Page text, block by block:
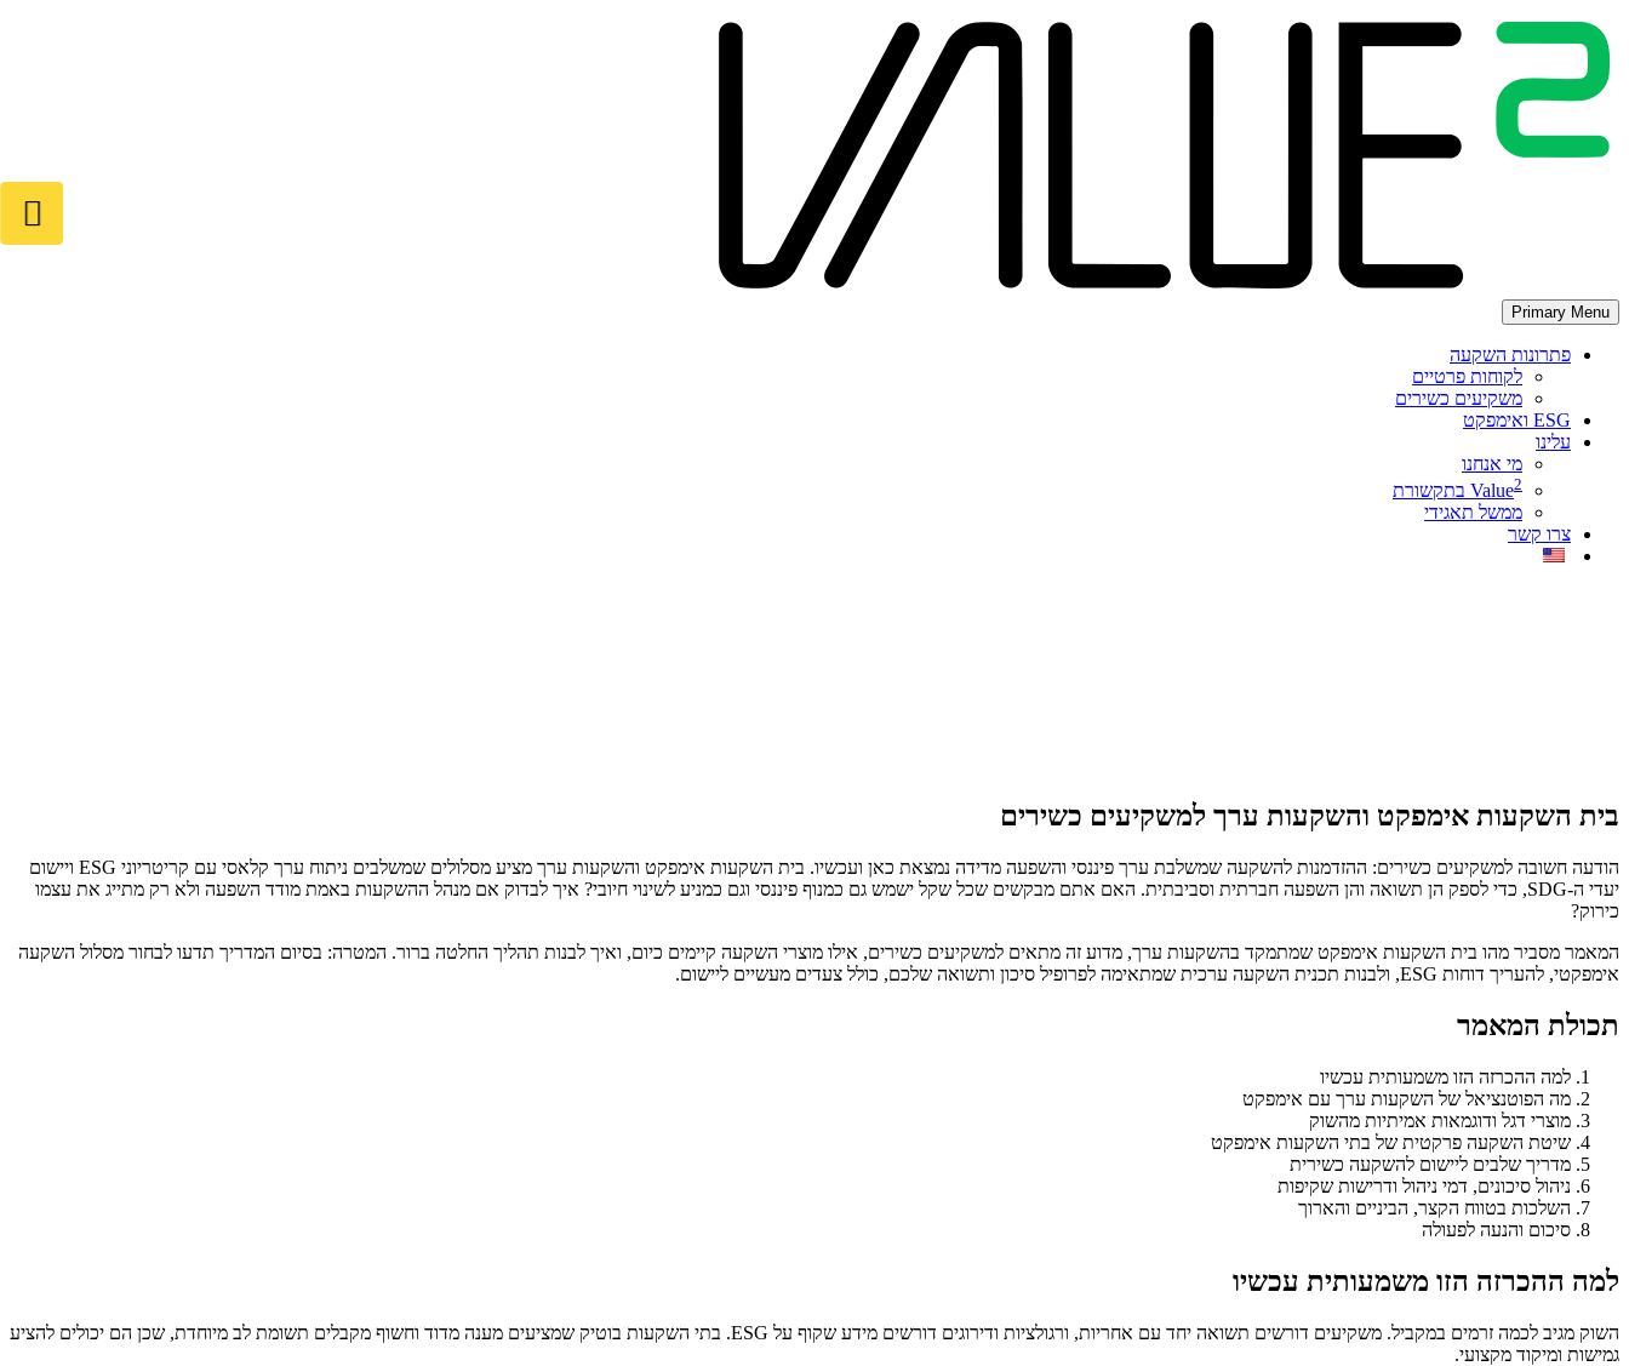
Skip
to
content
Primary Menu
פתרונות השקעה
לקוחות פרטיים
משקיעים כשירים
ESG ואימפקט
עלינו
מי אנחנו
Value2
בתקשורת
ממשל תאגידי
צרו קשר
בית השקעות אימפקט והשקעות ערך למשקיעים כשירים
הודעה חשובה למשקיעים כשירים: ההזדמנות להשקעה שמשלבת ערך פיננסי והשפעה מדידה נמצאת כאן ועכשיו. בית השקעות אימפקט והשקעות ערך מציע מסלולים שמשלבים ניתוח ערך קלאסי עם קריטריוני ESG ויישום
יעדי ה-SDG, כדי לספק הן תשואה והן השפעה חברתית וסביבתית. האם אתם מבקשים שכל שקל ישמש גם כמנוף פיננסי וגם כמניע לשינוי חיובי? איך לבדוק אם מנהל ההשקעות באמת מודד השפעה ולא רק מתייג את עצמו
כירוק?
המאמר מסביר מהו בית השקעות אימפקט שמתמקד בהשקעות ערך, מדוע זה מתאים למשקיעים כשירים, אילו מוצרי השקעה קיימים כיום, ואיך לבנות תהליך החלטה ברור. המטרה: בסיום המדריך תדעו לבחור מסלול השקעה
אימפקטי, להעריך דוחות ESG, ולבנות תכנית השקעה ערכית שמתאימה לפרופיל סיכון ותשואה שלכם, כולל צעדים מעשיים ליישום.
תכולת המאמר
למה ההכרזה הזו משמעותית עכשיו
מה הפוטנציאל של השקעות ערך עם אימפקט
מוצרי דגל ודוגמאות אמיתיות מהשוק
שיטת השקעה פרקטית של בתי השקעות אימפקט
מדריך שלבים ליישום להשקעה כשירית
ניהול סיכונים, דמי ניהול ודרישות שקיפות
השלכות בטווח הקצר, הביניים והארוך
סיכום והנעה לפעולה
למה ההכרזה הזו משמעותית עכשיו
השוק מגיב לכמה זרמים במקביל. משקיעים דורשים תשואה יחד עם אחריות, ורגולציות ודירוגים דורשים מידע שקוף על ESG. בתי השקעות בוטיק שמציעים מענה מדוד וחשוף מקבלים תשומת לב מיוחדת, שכן הם יכולים להציע
גמישות ומיקוד מקצועי.